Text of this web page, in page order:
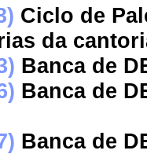
Ciclo de
da
Banca de
Banca de
Banca de